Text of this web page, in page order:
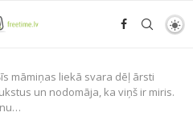
māmiņas liekā svara dēļ ārsti
un nodomāja, ka viņš ir miris.